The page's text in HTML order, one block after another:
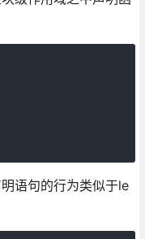
语句的行为类似于le